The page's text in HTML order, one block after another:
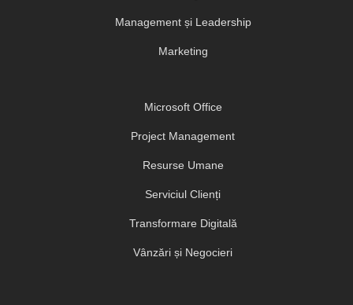
Management și Leadership
Marketing
Microsoft Office
Project Management
Resurse Umane
Serviciul Clienți
Transformare Digitală
Vânzări și Negocieri